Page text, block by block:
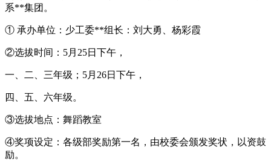
系**集团。
① 承办单位：少工委**组长：刘大勇、杨彩霞
②选拔时间：5月25日下午，
一、二、三年级；5月26日下午，
四、五、六年级。
③选拔地点：舞蹈教室
④奖项设定：各级部奖励第一名，由校委会颁发奖状，以资鼓
励。